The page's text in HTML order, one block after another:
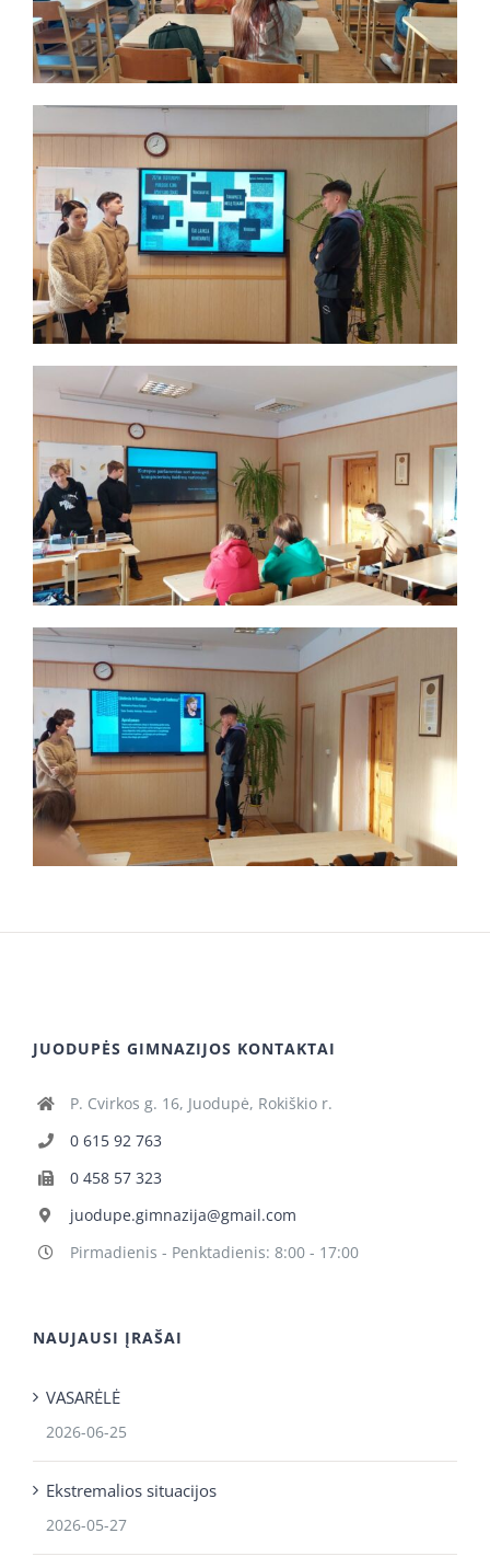
JUODUPĖS GIMNAZIJOS KONTAKTAI
P. Cvirkos g. 16, Juodupė, Rokiškio r.
0 615 92 763
0 458 57 323
juodupe.gimnazija@gmail.com
Pirmadienis - Penktadienis: 8:00 - 17:00
NAUJAUSI ĮRAŠAI
VASARĖLĖ
2026-06-25
Ekstremalios situacijos
2026-05-27